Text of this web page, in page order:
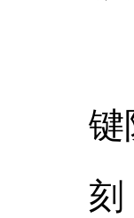
键
刻